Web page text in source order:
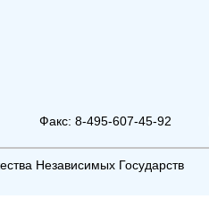
Факс: 8-495-607-45-92
Независимых Государств